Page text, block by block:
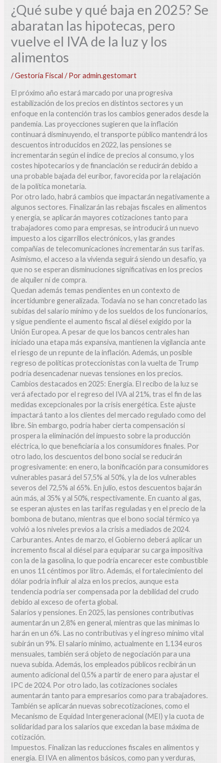
¿Qué sube y qué baja en 2025? Se
abaratan las hipotecas, pero
vuelve el IVA de la luz y los
alimentos
/Gestoría Fiscal / Poradmin.gestomart
El próximo año estará marcado por una progresiva
estabilización de los precios en distintos sectores y un
enfoque en la contención tras los cambios generados desde la
pandemia. Las proyecciones sugieren que la inflación
continuará disminuyendo, el transporte público mantendrá los
descuentos introducidos en 2022, las pensiones se
incrementarán según el índice de precios al consumo, y los
costes hipotecarios y de financiación se reducirán debido a
una probable bajada del euríbor, favorecida por la relajación
de la política monetaria.
Por otro lado, habrá cambios que impactarán negativamente a
algunos sectores. Finalizarán las rebajas fiscales en alimentos
y energía, se aplicarán mayores cotizaciones tanto para
trabajadores como para empresas, se introducirá un nuevo
impuesto a los cigarrillos electrónicos, y las grandes
compañías de telecomunicaciones incrementarán sus tarifas.
Asimismo, el acceso a la vivienda seguirá siendo un desafío, ya
que no se esperan disminuciones significativas en los precios
de alquiler ni de compra.
Quedan además temas pendientes en un contexto de
incertidumbre generalizada. Todavía no se han concretado las
subidas del salario mínimo y de los sueldos de los funcionarios,
y sigue pendiente el aumento fiscal al diésel exigido por la
Unión Europea. A pesar de que los bancos centrales han
iniciado una etapa más expansiva, mantienen la vigilancia ante
el riesgo de un repunte de la inflación. Además, un posible
regreso de políticas proteccionistas con la vuelta de Trump
podría desencadenar nuevas tensiones en los precios.
Cambios destacados en 2025: Energía. El recibo de la luz se
verá afectado por el regreso del IVA al 21%, tras el fin de las
medidas excepcionales por la crisis energética. Este ajuste
impactará tanto a los clientes del mercado regulado como del
libre. Sin embargo, podría haber cierta compensación si
prospera la eliminación del impuesto sobre la producción
eléctrica, lo que beneficiaría a los consumidores finales. Por
otro lado, los descuentos del bono social se reducirán
progresivamente: en enero, la bonificación para consumidores
vulnerables pasará del 57,5% al 50%, y la de los vulnerables
severos del 72,5% al 65%. En julio, estos descuentos bajarán
aún más, al 35% y al 50%, respectivamente. En cuanto al gas,
se esperan ajustes en las tarifas reguladas y en el precio de la
bombona de butano, mientras que el bono social térmico ya
volvió a los niveles previos a la crisis a mediados de 2024.
Carburantes. Antes de marzo, el Gobierno deberá aplicar un
incremento fiscal al diésel para equiparar su carga impositiva
con la de la gasolina, lo que podría encarecer este combustible
en unos 11 céntimos por litro. Además, el fortalecimiento del
dólar podría influir al alza en los precios, aunque esta
tendencia podría ser compensada por la debilidad del crudo
debido al exceso de oferta global.
Salarios y pensiones. En 2025, las pensiones contributivas
aumentarán un 2,8% en general, mientras que las mínimas lo
harán en un 6%. Las no contributivas y el ingreso mínimo vital
subirán un 9%. El salario mínimo, actualmente en 1.134 euros
mensuales, también será objeto de negociación para una
nueva subida. Además, los empleados públicos recibirán un
aumento adicional del 0,5% a partir de enero para ajustar el
IPC de 2024. Por otro lado, las cotizaciones sociales
aumentarán tanto para empresarios como para trabajadores.
También se aplicarán nuevas sobrecotizaciones, como el
Mecanismo de Equidad Intergeneracional (MEI) y la cuota de
solidaridad para los salarios que excedan la base máxima de
cotización.
Impuestos. Finalizan las reducciones fiscales en alimentos y
energía. El IVA en alimentos básicos, como pan y verduras,